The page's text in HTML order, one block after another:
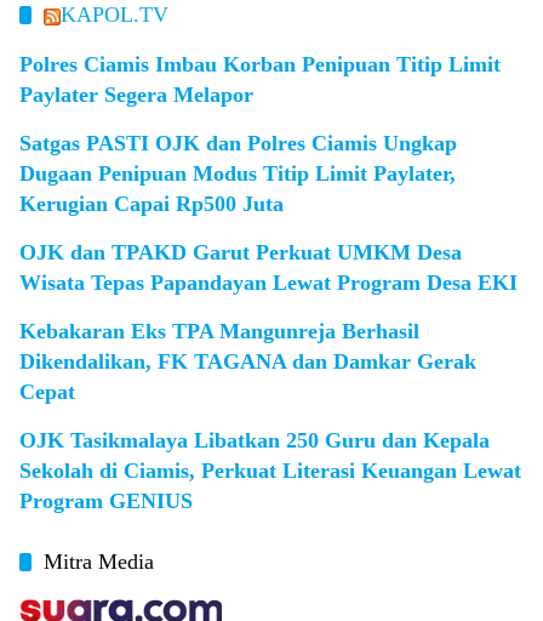
KAPOL.TV
Polres Ciamis Imbau Korban Penipuan Titip Limit
Paylater Segera Melapor
Satgas PASTI OJK dan Polres Ciamis Ungkap
Dugaan Penipuan Modus Titip Limit Paylater,
Kerugian Capai Rp500 Juta
OJK dan TPAKD Garut Perkuat UMKM Desa
Wisata Tepas Papandayan Lewat Program Desa EKI
Kebakaran Eks TPA Mangunreja Berhasil
Dikendalikan, FK TAGANA dan Damkar Gerak
Cepat
OJK Tasikmalaya Libatkan 250 Guru dan Kepala
Sekolah di Ciamis, Perkuat Literasi Keuangan Lewat
Program GENIUS
Mitra Media